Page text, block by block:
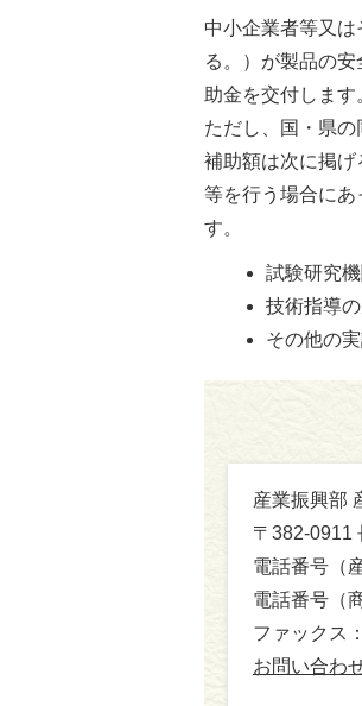
中小企業者等又
る。）が製品の
助金を交付します
ただし、国・県の
補助額は次に掲
等を行う場合にあ
す。
試験研究
技術指導
その他の
産業振興部
〒382-0911
電話番号（
電話番号（
ファックス
お問い合わ